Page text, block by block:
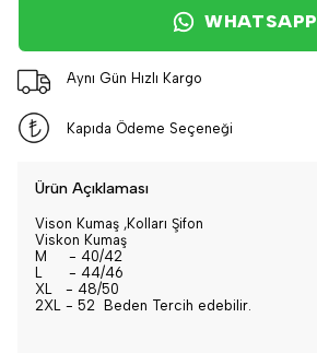
WHATSAPP
Aynı Gün Hızlı Kargo
Kapıda Ödeme Seçeneği
Ürün Açıklaması
Vison Kumaş ,Kolları Şifon
Viskon Kumaş
M - 40/42
L - 44/46
XL - 48/50
2XL - 52 Beden Tercih edebilir.